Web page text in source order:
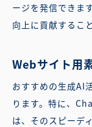
ージを発信できま
向上に貢献するこ
Webサイト用
おすすめの生成AI
ります。特に、
は、そのスピーデ